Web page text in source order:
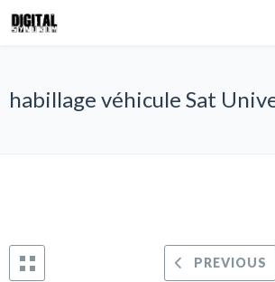
habillage véhicule Sat
PREVIOUS